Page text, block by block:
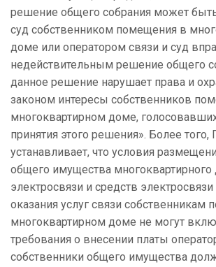
решение общего собрания может
суд собственником помещения в
доме или оператором связи и суд
недействительным решение общего
данное решение нарушает права и
законом интересы собственников
многоквартирном доме,
принятия этого решения». Более того,
устанавливает, что условия
общего имущества многоквартирного
электросвязи и средств
оказания услуг связи собственникам
многоквартирном доме не могут
требования о внесении платы
собственники общего имущества